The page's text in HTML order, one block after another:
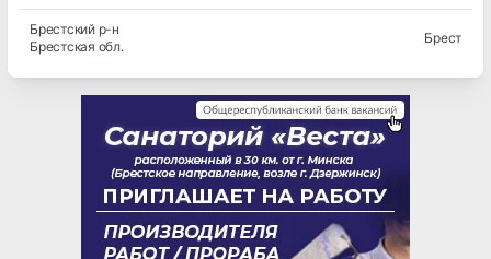
Брестскийр-н
Брестская обл.
Брест